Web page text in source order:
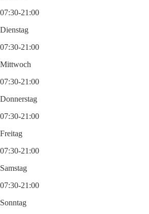
07:30-21:00
Dienstag
07:30-21:00
Mittwoch
07:30-21:00
Donnerstag
07:30-21:00
Freitag
07:30-21:00
Samstag
07:30-21:00
Sonntag